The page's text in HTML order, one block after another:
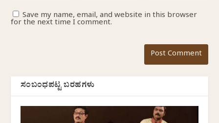
Save my name, email, and website in this browser
for the next time I comment.
ಸಂಬಂಧಪಟ್ಟ ಬರಹಗಳು